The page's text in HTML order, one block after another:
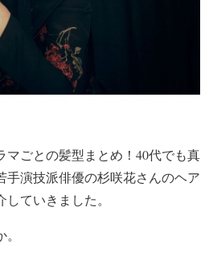
マごとの髪型まとめ！40代でも真
手演技派俳優の杉咲花さんのヘア
ていきました。